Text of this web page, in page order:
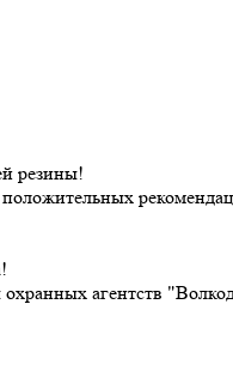
резины!
агентств